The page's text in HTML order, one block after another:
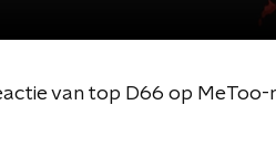
van top D66 op